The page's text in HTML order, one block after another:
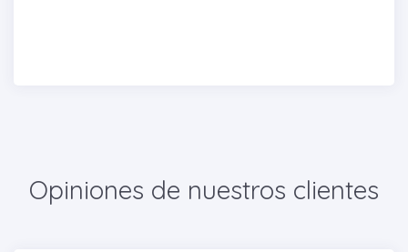
Opiniones de nuestros clientes